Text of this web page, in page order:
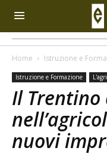
Home Istruzione e
Istruzione e Formazione
Il Trentino
nuovi